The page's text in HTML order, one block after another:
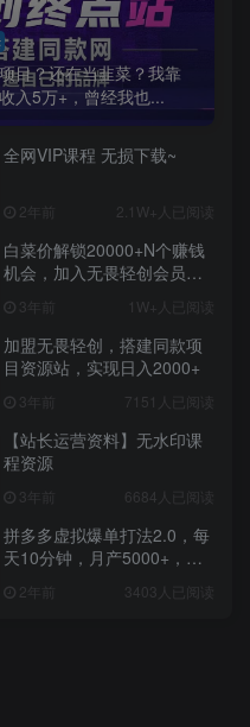
目？还在当韭菜？我靠
入5万+，曾经我也...
全网VIP课程 无损下载~
2年前 2.1W+人已阅读
白菜价解锁20000+N个赚钱
机会，加入无畏轻创会员，
3年前 1W+人已阅读
加盟无畏轻创，搭建同款项
目资源站，实现日入2000+
3年前 7151人已阅读
【站长运营资料】无水印课
程资源
3年前 6684人已阅读
拼多多虚拟爆单打法2.0，每
天10分钟，月产5000+，从0
2年前 3403人已阅读